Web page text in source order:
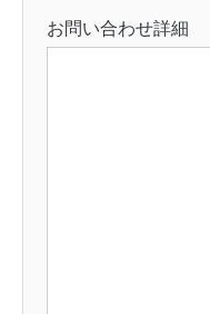
お問い合わせ詳細